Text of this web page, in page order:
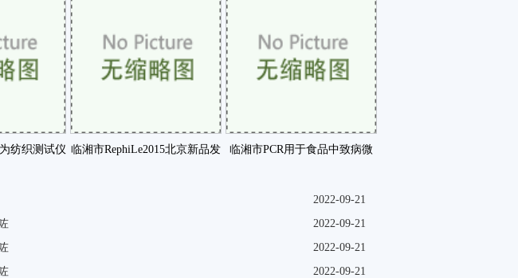
纺织测试仪 临湘市RephiLe2015北京新品发 临湘市PCR用于食品中致病微
2022-09-21
2022-09-21
2022-09-21
2022-09-21